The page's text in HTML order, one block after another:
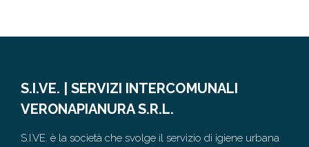
S.I.VE. | SERVIZI INTERCOMUNALI
VERONAPIANURA S.R.L.
S.I.VE. è la società che svolge il servizio di igiene urbana